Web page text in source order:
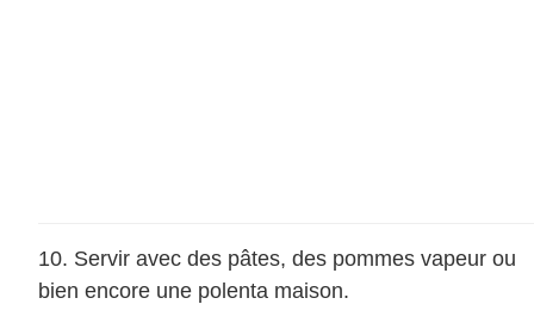
Servir avec des pâtes, des pommes vapeur ou
bien encore une polenta maison.